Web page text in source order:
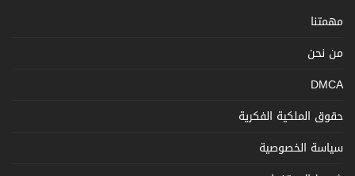
مهمتنا
من نحن
DMCA
حقوق الملكية الفكرية
سياسة الخصوصية